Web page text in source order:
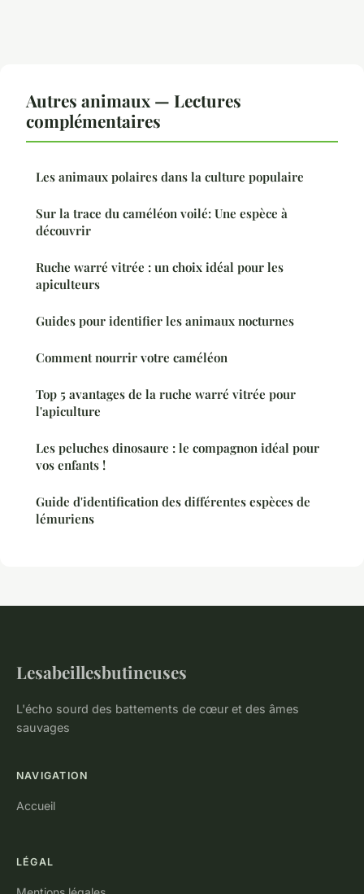
Autres animaux — Lectures
complémentaires
Les animaux polaires dans la culture populaire
Sur la trace du caméléon voilé: Une espèce à
découvrir
Ruche warré vitrée : un choix idéal pour les
apiculteurs
Guides pour identifier les animaux nocturnes
Comment nourrir votre caméléon
Top 5 avantages de la ruche warré vitrée pour
l'apiculture
Les peluches dinosaure : le compagnon idéal pour
vos enfants !
Guide d'identification des différentes espèces de
lémuriens
Lesabeillesbutineuses
L'écho sourd des battements de cœur et des âmes
sauvages
NAVIGATION
Accueil
LÉGAL